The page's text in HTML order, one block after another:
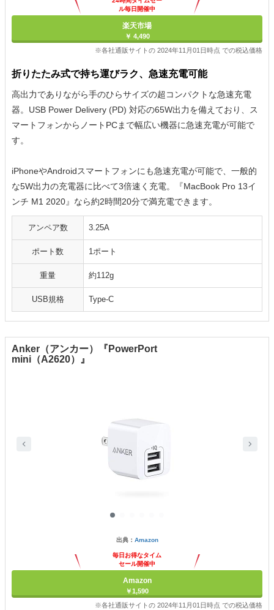
ル毎日開催中
楽天市場
￥ 4,490
※各社通販サイトの 2024年11月01日時点 での税込価格
折りたたみ式で持ち運びラク、急速充電可能
高出力でありながら手のひらサイズの超コンパクトな急速充電
器。USB Power Delivery (PD) 対応の65W出力を備えており、ス
マートフォンからノートPCまで幅広い機器に急速充電が可能で
す。
iPhoneやAndroidスマートフォンにも急速充電が可能で、一般的
な5W出力の充電器に比べて3倍速く充電。『MacBook Pro 13イ
ンチ M1 2020』なら約2時間20分で満充電できます。
アンペア数 3.25A
ポート数 1ポート
重量 約112g
USB規格 Type-C
Anker（アンカー）『PowerPort
mini（‎A2620）』
出典： Amazon
毎日お得なタイム
セール開催中
Amazon
￥1,590
※各社通販サイトの 2024年11月01日時点 での税込価格